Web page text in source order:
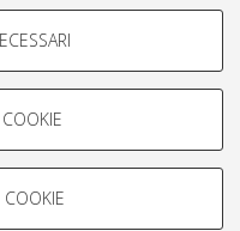
le caratteristiche della
base al loro comportamento
COOKIE